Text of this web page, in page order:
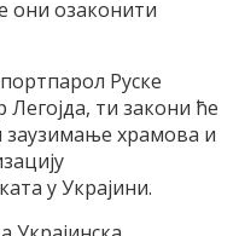
они озаконити
Руске
ти закони ће
храмова и
у Украјини.